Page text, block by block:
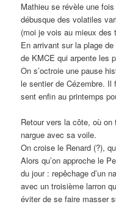
Mathieu se révèle une
débusque des volatiles
(moi je vois au mieux des
En arrivant sur la plage
de KMCE qui arpente les
On s’octroie une pause
le sentier de Cézembre.
sent enfin au printemps
Retour vers la côte, où
nargue avec sa voile.
On croise le Renard (?),
Alors qu’on approche le
du jour : repêchage d’un
avec un troisième larron
éviter de se faire masser